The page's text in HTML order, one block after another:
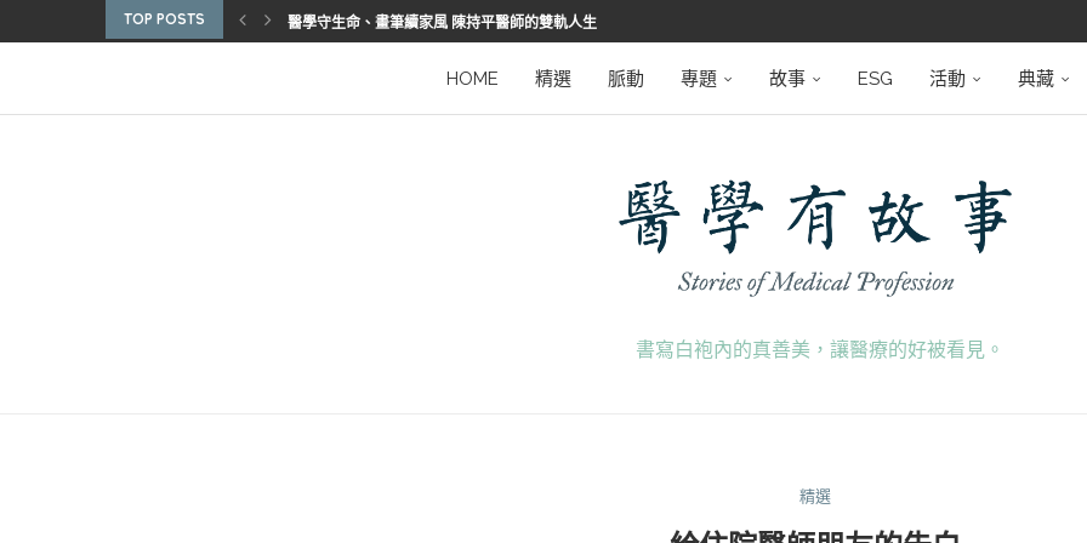
TOP POSTS 博惠生技引進台灣首部組織碎化刀
2025優秀護理人員表揚 看見疫後醫護堅韌
從臨床到國際舞台 江秉穎醫師的睡眠醫學之路
陳曾基院長：從紅榜少年到偏鄉醫院守望者
臺灣腦健康協會學術研討會 腦疾權威重磅登場
HOME 精選 脈動 專題 故事 ESG 活動 典藏
書寫白袍內的真善美，讓醫療的好被看見。
精選